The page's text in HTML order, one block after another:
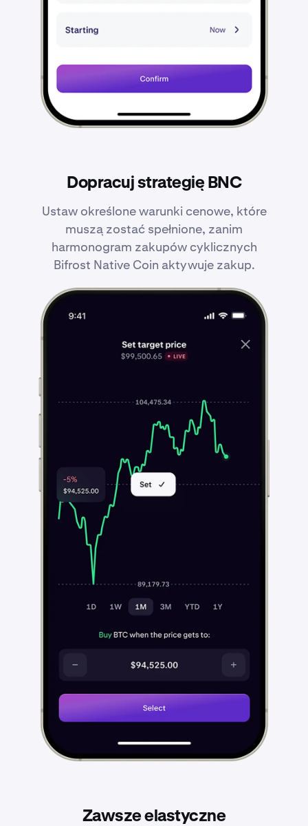
Dopracuj strategię BNC
Ustaw określone warunki cenowe, które
muszą zostać spełnione, zanim
harmonogram zakupów cyklicznych
Bifrost Native Coin aktywuje zakup.
Zawsze elastyczne